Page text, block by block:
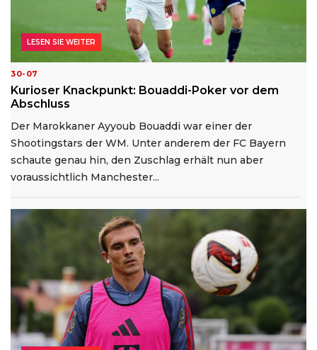
30-07
Kurioser Knackpunkt: Bouaddi-Poker vor dem
Abschluss
Der Marokkaner Ayyoub Bouaddi war einer der
Shootingstars der WM. Unter anderem der FC Bayern
schaute genau hin, den Zuschlag erhält nun aber
voraussichtlich Manchester...
LESEN SIE WEITER